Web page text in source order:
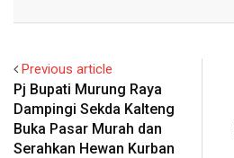
Previous article
Pj Bupati Murung Raya
Dampingi Sekda Kalteng
Buka Pasar Murah dan
Serahkan Hewan Kurban